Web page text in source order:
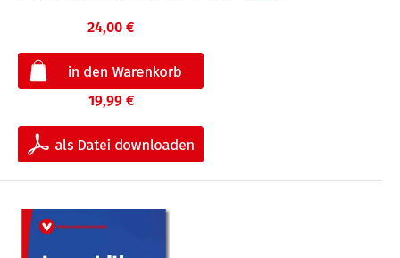
24,00 €
19,99 €